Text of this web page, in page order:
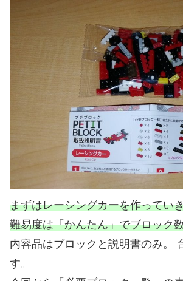
まずはレーシングカーを作ってい
難易度は「かんたん」でブロック
内容品はブロックと説明書のみ。
す。